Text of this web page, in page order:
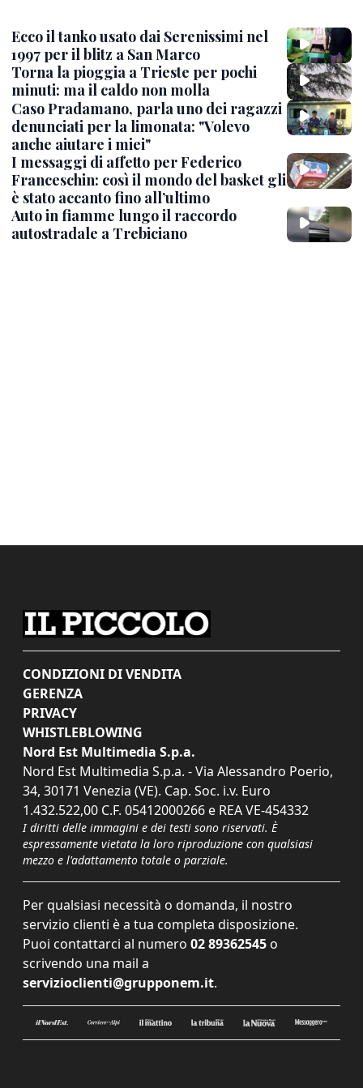
Ecco il tanko usato dai Serenissimi nel
1997 per il blitz a San Marco
Torna la pioggia a Trieste per pochi
minuti: ma il caldo non molla
Caso Pradamano, parla uno dei ragazzi
denunciati per la limonata: "Volevo
anche aiutare i miei"
I messaggi di affetto per Federico
Franceschin: così il mondo del basket gli
è stato accanto fino all’ultimo
Auto in fiamme lungo il raccordo
autostradale a Trebiciano
CONDIZIONI DI VENDITA
GERENZA
PRIVACY
WHISTLEBLOWING
Nord Est Multimedia S.p.a.
Nord Est Multimedia S.p.a. - Via Alessandro Poerio,
34, 30171 Venezia (VE). Cap. Soc. i.v. Euro
1.432.522,00 C.F. 05412000266 e REA VE-454332
I diritti delle immagini e dei testi sono riservati. È
espressamente vietata la loro riproduzione con qualsiasi
mezzo e l'adattamento totale o parziale.
Per qualsiasi necessità o domanda, il nostro
servizio clienti è a tua completa disposizione.
Puoi contattarci al numero 02 89362545 o
scrivendo una mail a
servizioclienti@grupponem.it.